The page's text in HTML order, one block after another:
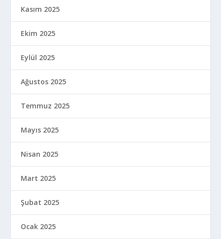
Kasım 2025
Ekim 2025
Eylül 2025
Ağustos 2025
Temmuz 2025
Mayıs 2025
Nisan 2025
Mart 2025
Şubat 2025
Ocak 2025